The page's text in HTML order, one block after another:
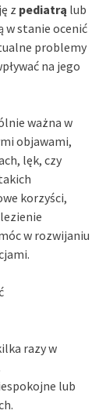
z pediatrą lub
w stanie ocenić
problemy
na jego
ważna w
objawami,
lęk, czy
korzyści,
w rozwijaniu
razy w
lub